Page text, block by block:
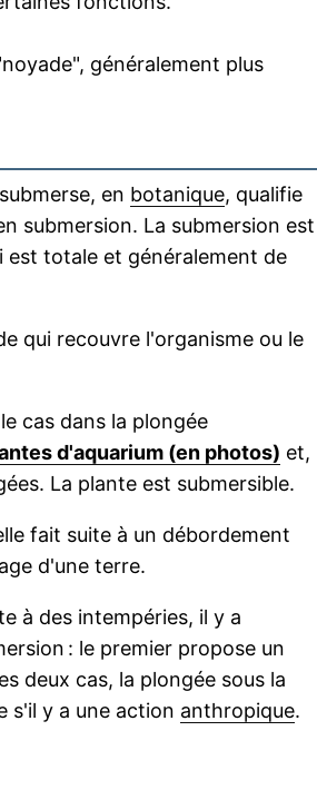
généralement plus
en botanique, qualifie
submersion. La submersion est
totale et généralement de
qui recouvre l'organisme ou le
cas dans la plongée
d'aquarium (en photos) et,
La plante est submersible.
fait suite à un débordement
d'une terre.
à des intempéries, il y a
: le premier propose un
deux cas, la plongée sous la
s'il y a une action anthropique.